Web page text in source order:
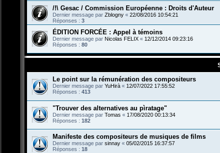
/!\ Gesac / Commission Européenne : Droits d'Auteur
Dernier message par Zblogny « 22/08/2016 10:54:21
Réponses : 3
ÉDITION FORCÉE : Appel à témoins
Dernier message par Nicolas FELIX « 12/12/2014 09:23:16
Réponses : 80
Le point sur la rémunération des compositeurs
Dernier message par YuHirà « 12/07/2022 17:55:52
Réponses : 413
"Trouver des alternatives au pìratage"
Dernier message par Tomas « 17/08/2020 00:13:34
Réponses : 182
Manifeste des compositeurs de musiques de films
Dernier message par sinnay « 05/02/2015 16:37:57
Réponses : 18